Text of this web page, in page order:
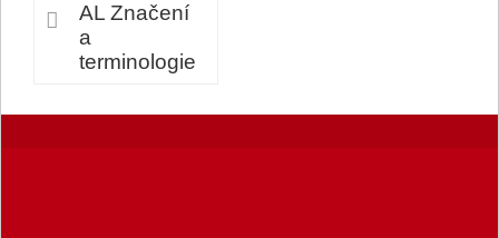
AL Značení
a
terminologie